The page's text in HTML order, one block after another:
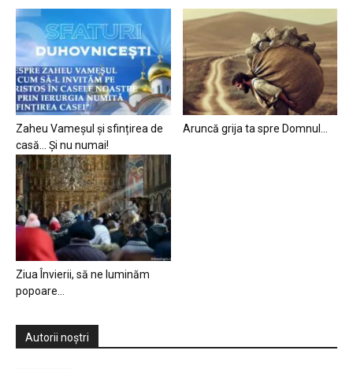
Zaheu Vameșul și sfințirea de
casă… Și nu numai!
Aruncă grija ta spre Domnul…
Ziua Învierii, să ne luminăm
popoare…
Autorii noștri